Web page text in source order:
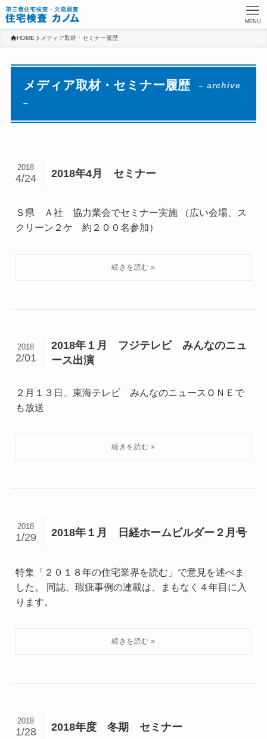
MENU
HOME メディア取材・セミナー履歴
メディア取材・セミナー履歴
– archive
–
2018年4月 セミナー
2018
4/24
Ｓ県 Ａ社 協力業会でセミナー実施 （広い会場、ス
クリーン２ケ 約２００名参加）
2018年１月 フジテレビ みんなのニュ
ース出演
2018
2/01
２月１３日、東海テレビ みんなのニュースＯＮＥで
も放送
2018年１月 日経ホームビルダー２月号
2018
1/29
特集「２０１８年の住宅業界を読む」で意見を述べま
した。 同誌、瑕疵事例の連載は、まもなく４年目に入
ります。
2018年度 冬期 セミナー
2018
1/28